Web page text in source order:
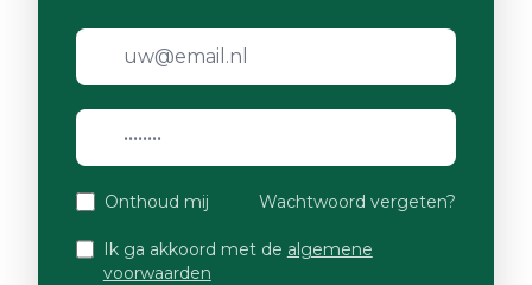
Onthoud mij Wachtwoord vergeten?
Ik ga akkoord met de algemene
voorwaarden